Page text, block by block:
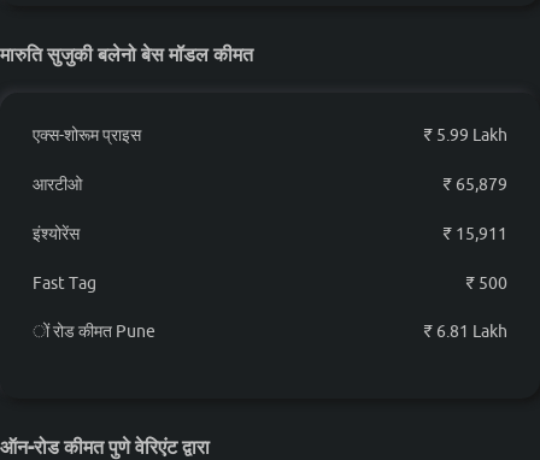
मारुति सुजुकी बलेनो बेस मॉडल कीमत
एक्स-शोरूम प्राइस ₹ 5.99 Lakh
आरटीओ ₹ 65,879
इंश्योरेंस ₹ 15,911
Fast Tag ₹ 500
ों रोड कीमत Pune ₹ 6.81 Lakh
ऑन-रोड कीमत पुणे वेरिएंट द्वारा